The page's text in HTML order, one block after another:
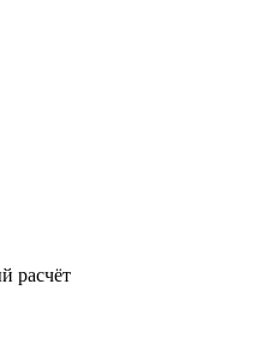
расчёт